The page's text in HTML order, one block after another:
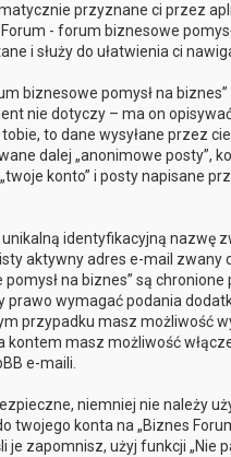
przyznane ci przez
- forum biznesowe
i służy do ułatwienia ci
biznesowe pomysł na
nie dotyczy – ma on
to dane wysyłane przez
dalej „anonimowe posty”,
konto” i posty napisane
identyfikacyjną nazwę
aktywny adres e-mail
na biznes” są
prawo wymagać podania
przypadku masz możliwość
masz możliwość
e-maili.
niemniej nie należy
twojego konta na „Biznes
je zapomnisz, użyj funkcji „Nie